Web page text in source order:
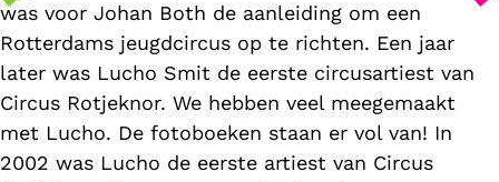
was voor Johan Both de aanleiding om een
Rotterdams jeugdcircus op te richten. Een jaar
later was Lucho Smit de eerste circusartiest van
Circus Rotjeknor. We hebben veel meegemaakt
met Lucho. De fotoboeken staan er vol van! In
2002 was Lucho de eerste artiest van Circus